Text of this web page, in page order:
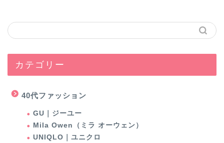
カテゴリー
40代ファッション
GU｜ジーユー
Mila Owen（ミラ オーウェン）
UNIQLO｜ユニクロ